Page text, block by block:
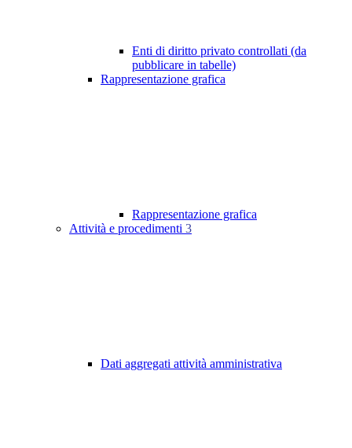
Enti di diritto privato controllati (da
pubblicare in tabelle)
Rappresentazione grafica
Rappresentazione grafica
Attività e procedimenti 3
Dati aggregati attività amministrativa